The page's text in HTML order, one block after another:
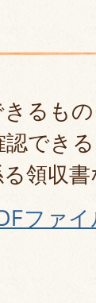
るも
でき
領収
ファ